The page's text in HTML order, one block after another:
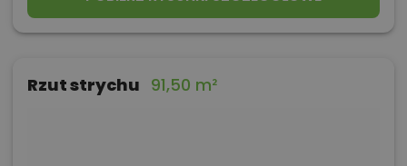
Rzut strychu 91,50 m²